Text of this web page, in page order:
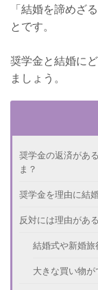
「結婚を諦めざ
とです。
奨学金と結婚に
ましょう。
奨学金の返済があ
ま？
奨学金を理由に結
反対には理由があ
結婚式や新婚旅
大きな買い物が